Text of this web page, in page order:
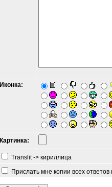
Иконка:
Картинка:
Translit -> кириллица
Прислать мне копии всех